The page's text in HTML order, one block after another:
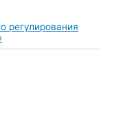
регулирования